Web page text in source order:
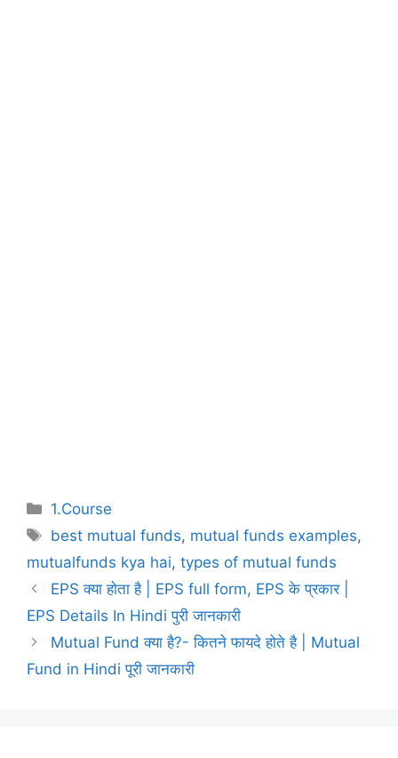
Categories
1.Course
Tags
best mutual funds, mutual funds examples,
mutualfunds kya hai, types of mutual funds
Post
navigation
EPS क्या होता है | EPS full form, EPS के प्रकार |
EPS Details In Hindi पुरी जानकारी
Mutual Fund क्या है?- कितने फायदे होते है | Mutual
Fund in Hindi पूरी जानकारी